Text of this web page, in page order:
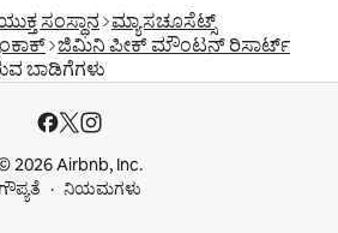
ಸಂಸ್ಥಾನ ಮ್ಯಾಸಚೂಸೆಟ್ಸ್
ಜಿಮಿನಿ ಪೀಕ್ ಮೌಂಟನ್ ರಿಸಾರ್ಟ್
ಬಾಡಿಗೆಗಳು
2026 Airbnb, Inc.
ನಿಯಮಗಳು